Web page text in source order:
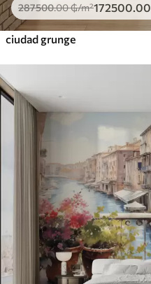
287500.00₲/m²172500.00
ciudad grunge